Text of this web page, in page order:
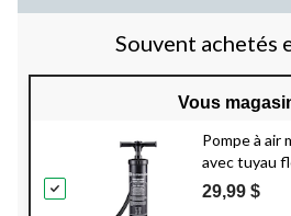
Souvent achetés
Vous
Pompe à air
avec tuyau
valve de 19
dégonfler
29,99 $